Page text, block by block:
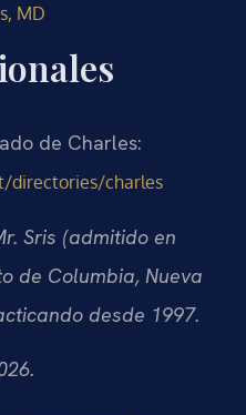
MD
de Charles:
directories/charles
Sris (admitido en
de Columbia, Nueva
desde 1997.